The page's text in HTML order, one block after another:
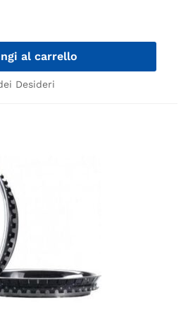
al carrello
Desideri